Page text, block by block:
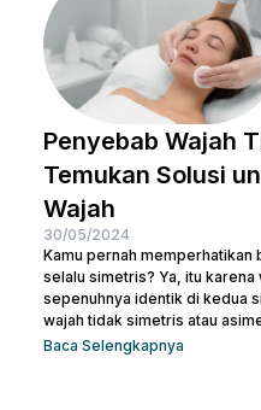
Penyebab Wajah
Temukan Solusi
Wajah
30/05/2024
Kamu pernah memperhatikan
selalu simetris? Ya, itu karena
sepenuhnya identik di kedua
wajah tidak simetris atau
memengaruhi simetri wajah,
Baca Selengkapnya